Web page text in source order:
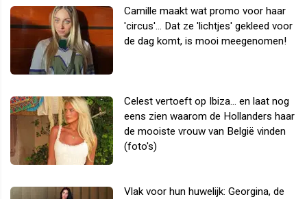
Camille maakt wat promo voor haar
'circus'... Dat ze 'lichtjes' gekleed voor
de dag komt, is mooi meegenomen!
Celest vertoeft op Ibiza... en laat nog
eens zien waarom de Hollanders haar
de mooiste vrouw van België vinden
(foto's)
Vlak voor hun huwelijk: Georgina, de